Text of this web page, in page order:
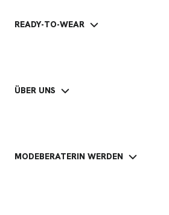
READY-TO-WEAR
ÜBER UNS
MODEBERATERIN WERDEN